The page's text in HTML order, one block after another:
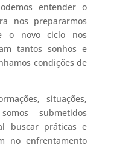
entender o
nos prepararmos
o novo ciclo nos
tantos sonhos e
condições de
situações,
submetidos
buscar práticas e
no enfrentamento